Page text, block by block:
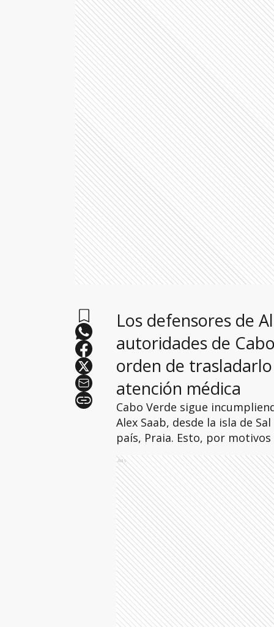
Los defensores de
autoridades de
orden de
atención médica
Cabo Verde sigue
Alex Saab, desde la isla de
país, Praia. Esto, por motivos
Ads